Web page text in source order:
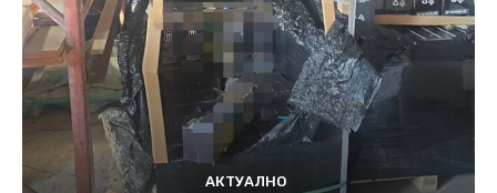
АКТУАЛНО